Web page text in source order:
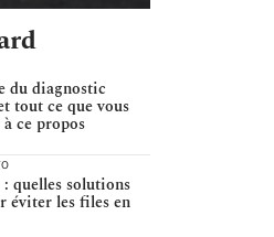
du diagnostic
tout ce que vous
ce propos
quelles solutions
éviter les files en